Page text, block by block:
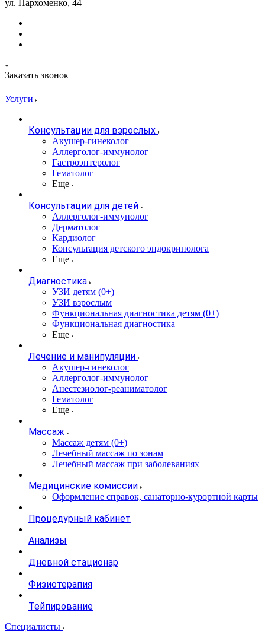
ул. Пархоменко, 44
Заказать звонок
Услуги
Консультации для взрослых
Акушер-гинеколог
Аллерголог-иммунолог
Гастроэнтеролог
Гематолог
Еще
Консультации для детей
Аллерголог-иммунолог
Дерматолог
Кардиолог
Консультация детского эндокринолога
Еще
Диагностика
УЗИ детям (0+)
УЗИ взрослым
Функциональная диагностика детям (0+)
Функциональная диагностика
Еще
Лечение и манипуляции
Акушер-гинеколог
Аллерголог-иммунолог
Анестезиолог-реаниматолог
Гематолог
Еще
Массаж
Массаж детям (0+)
Лечебный массаж по зонам
Лечебный массаж при заболеваниях
Медицинские комиссии
Оформление справок, санаторно-курортной карты
Процедурный кабинет
Анализы
Дневной стационар
Физиотерапия
Тейпирование
Специалисты